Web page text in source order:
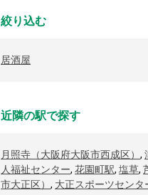
絞り込む
居酒屋
近隣の駅で探す
月照寺（大阪府大阪市西成区） ,
人福祉センター, 花園町駅, 塩草,
市大正区） , 大正スポーツセンタ